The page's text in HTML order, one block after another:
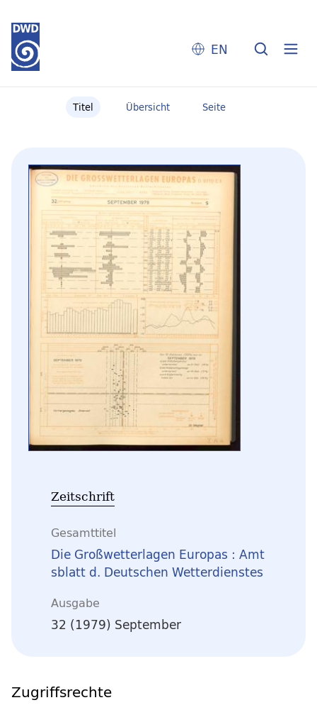
EN
Titel Übersicht Seite
Zeitschrift
Gesamttitel
Die Großwetterlagen Europas : Amt
sblatt d. Deutschen Wetterdienstes
Ausgabe
32 (1979) September
Zugriffsrechte